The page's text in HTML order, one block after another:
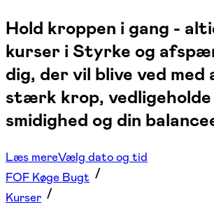
Hold kroppen i gang -
kurser i Styrke og
dig, der vil blive ved med
stærk krop, vedligeholde
smidighed og din
Læs mereVælg dato og tid
FOF Køge Bugt
Kurser